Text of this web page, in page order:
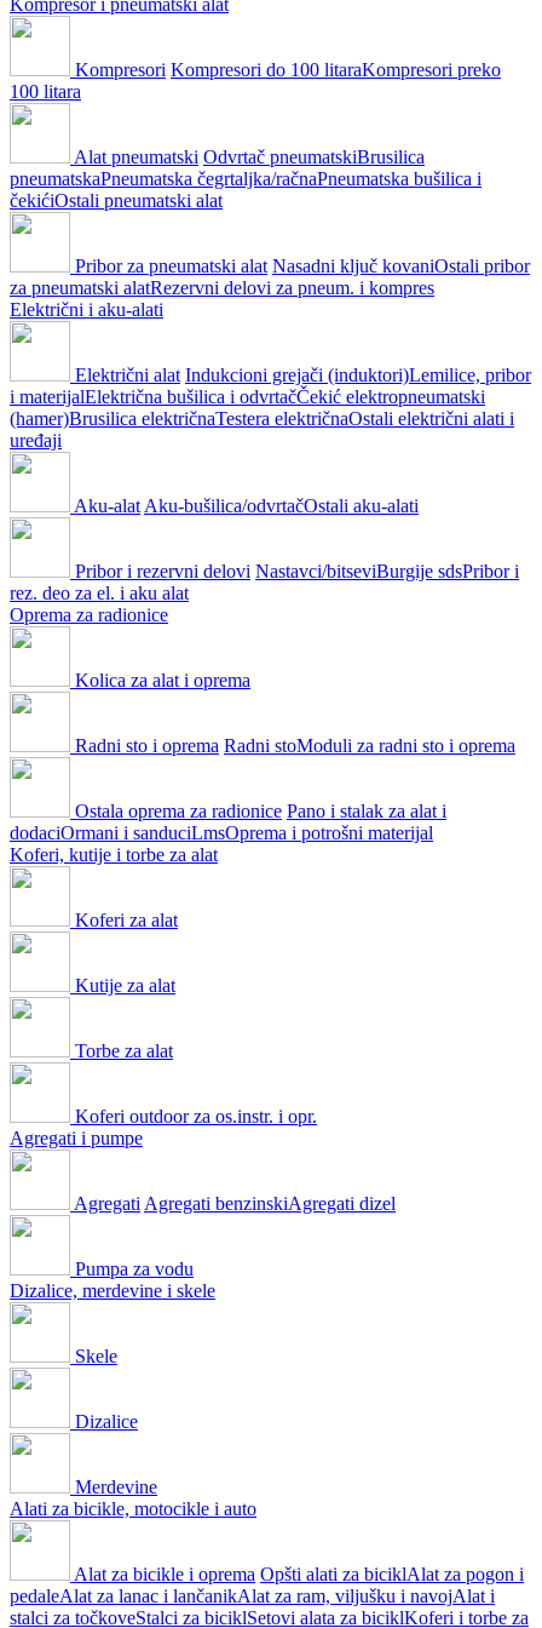
Kompresori Kompresori do 100 litaraKompresori preko
100 litara
Alat pneumatski Odvrtač pneumatskiBrusilica
pneumatskaPneumatska čegrtaljka/račnaPneumatska bušilica i
čekićiOstali pneumatski alat
Pribor za pneumatski alat Nasadni ključ kovaniOstali pribor
za pneumatski alatRezervni delovi za pneum. i kompres
Električni i aku-alati
Električni alat Indukcioni grejači (induktori)Lemilice, pribor
i materijalElektrična bušilica i odvrtačČekić elektropneumatski
(hamer)Brusilica električnaTestera električnaOstali električni alati i
uređaji
Aku-alat Aku-bušilica/odvrtačOstali aku-alati
Pribor i rezervni delovi Nastavci/bitseviBurgije sdsPribor i
rez. deo za el. i aku alat
Oprema za radionice
Kolica za alat i oprema
Radni sto i oprema Radni stoModuli za radni sto i oprema
Ostala oprema za radionice Pano i stalak za alat i
dodaciOrmani i sanduciLmsOprema i potrošni materijal
Koferi, kutije i torbe za alat
Koferi za alat
Kutije za alat
Torbe za alat
Koferi outdoor za os.instr. i opr.
Agregati i pumpe
Agregati Agregati benzinskiAgregati dizel
Pumpa za vodu
Dizalice, merdevine i skele
Skele
Dizalice
Merdevine
Alati za bicikle, motocikle i auto
Alat za bicikle i oprema Opšti alati za biciklAlat za pogon i
pedaleAlat za lanac i lančanikAlat za ram, viljušku i navojAlat i
stalci za točkoveStalci za biciklSetovi alata za biciklKoferi i torbe za